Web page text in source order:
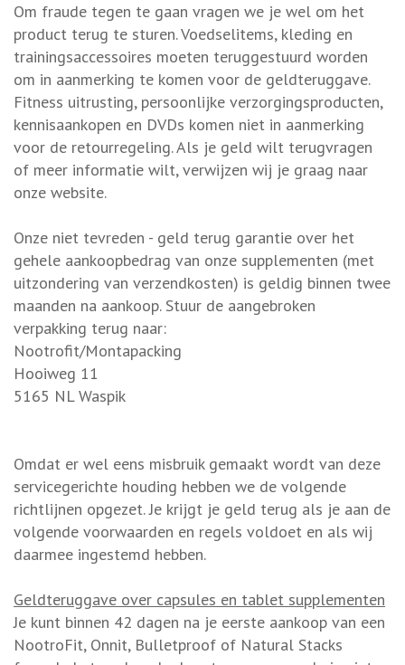
Om fraude tegen te gaan vragen we je wel om het
product terug te sturen. Voedselitems, kleding en
trainingsaccessoires moeten teruggestuurd worden
om in aanmerking te komen voor de geldteruggave.
Fitness uitrusting, persoonlijke verzorgingsproducten,
kennisaankopen en DVDs komen niet in aanmerking
voor de retourregeling. Als je geld wilt terugvragen
of meer informatie wilt, verwijzen wij je graag naar
onze website.
Onze niet tevreden - geld terug garantie over het
gehele aankoopbedrag van onze supplementen (met
uitzondering van verzendkosten) is geldig binnen twee
maanden na aankoop. Stuur de aangebroken
verpakking terug naar:
Nootrofit/Montapacking
Hooiweg 11
5165 NL Waspik
Omdat er wel eens misbruik gemaakt wordt van deze
servicegerichte houding hebben we de volgende
richtlijnen opgezet. Je krijgt je geld terug als je aan de
volgende voorwaarden en regels voldoet en als wij
daarmee ingestemd hebben.
Geldteruggave over capsules en tablet supplementen
Je kunt binnen 42 dagen na je eerste aankoop van een
NootroFit, Onnit, Bulletproof of Natural Stacks